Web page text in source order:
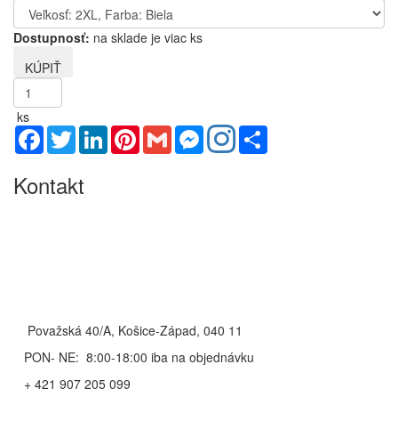
Dostupnosť: na sklade je viac ks
ks
Facebook
TwitterLinkedInPinterestGmail Messenger
Kontakt
Považská 40/A, Košice-Západ, 040 11
PON- NE: 8:00-18:00 iba na objednávku
+ 421 907 205 099